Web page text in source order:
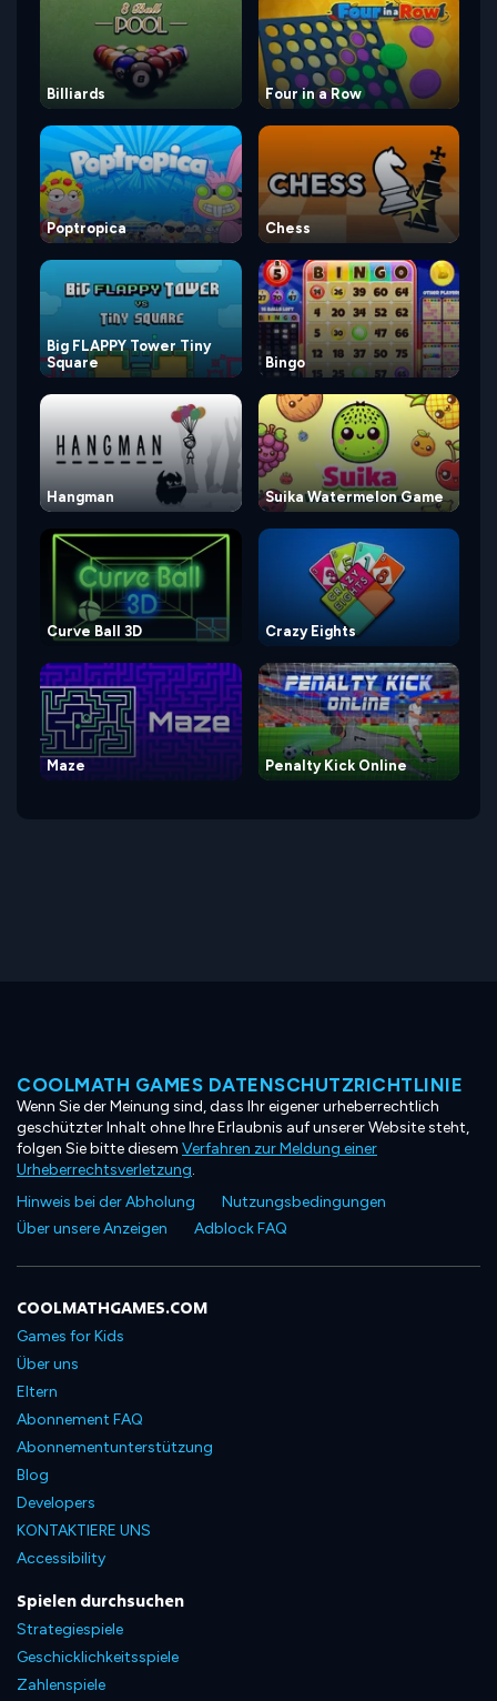
Billiards Four in a Row
Poptropica Chess
Big FLAPPY Tower Tiny
Square
Bingo
Hangman Suika Watermelon Game
Curve Ball 3D Crazy Eights
Maze Penalty Kick Online
COOLMATH GAMES DATENSCHUTZRICHTLINIE
Wenn Sie der Meinung sind, dass Ihr eigener urheberrechtlich
geschützter Inhalt ohne Ihre Erlaubnis auf unserer Website steht,
folgen Sie bitte diesem Verfahren zur Meldung einer
Urheberrechtsverletzung.
Hinweis bei der Abholung
Nutzungsbedingungen
Über unsere Anzeigen
Adblock FAQ
COOLMATHGAMES.COM
Games for Kids
Über uns
Eltern
Abonnement FAQ
Abonnementunterstützung
Blog
Developers
KONTAKTIERE UNS
Accessibility
Spielen durchsuchen
Strategiespiele
Geschicklichkeitsspiele
Zahlenspiele